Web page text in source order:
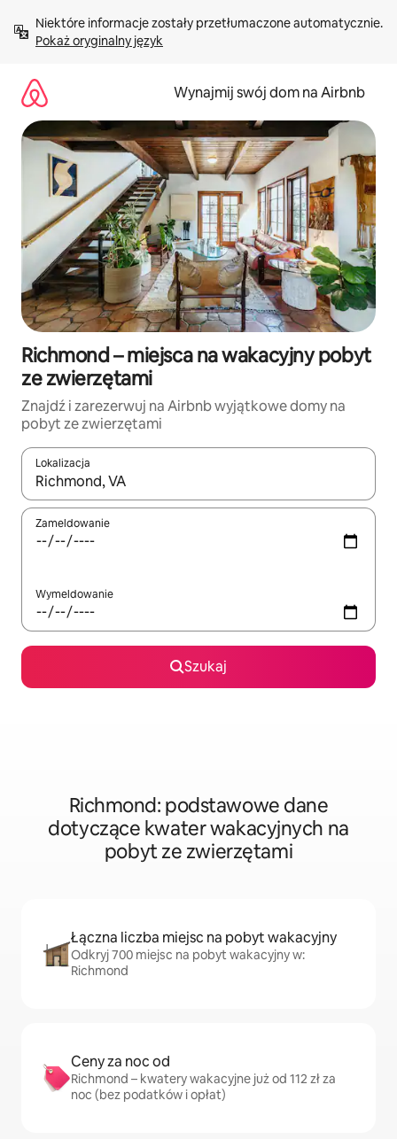
treści Pokaż oryginalny język
Wynajmij swój dom na Airbnb
Richmond – miejsca na wakacyjny pobyt
ze zwierzętami
Znajdź i zarezerwuj na Airbnb wyjątkowe domy na
pobyt ze zwierzętami
Lokalizacja
Gdy wyniki będą dostępne, możesz poruszać się po nich za
Zameldowanie
Wymeldowanie
Szukaj
Richmond: podstawowe dane
dotyczące kwater wakacyjnych na
pobyt ze zwierzętami
Łączna liczba miejsc na pobyt wakacyjny
Odkryj 700 miejsc na pobyt wakacyjny w:
Richmond
Ceny za noc od
Richmond – kwatery wakacyjne już od 112 zł za
noc (bez podatków i opłat)